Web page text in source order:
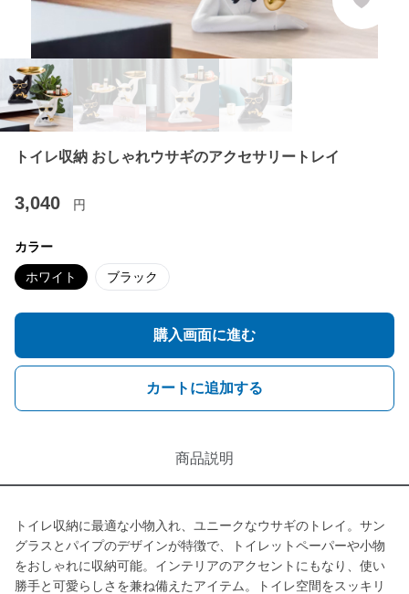
トイレ収納 おしゃれウサギのアクセサリートレイ
3,040 円
カラー
ホワイト ブラック
購入画面に進む
カートに追加する
商品説明
トイレ収納に最適な小物入れ、ユニークなウサギのトレイ。サン
グラスとパイプのデザインが特徴で、トイレットペーパーや小物
をおしゃれに収納可能。インテリアのアクセントにもなり、使い
勝手と可愛らしさを兼ね備えたアイテム。トイレ空間をスッキリ